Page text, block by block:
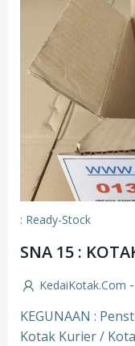
: Ready-Stock
SNA 15 :
KedaiKotak.com -
KEGUNAAN :
Kotak Kurier /